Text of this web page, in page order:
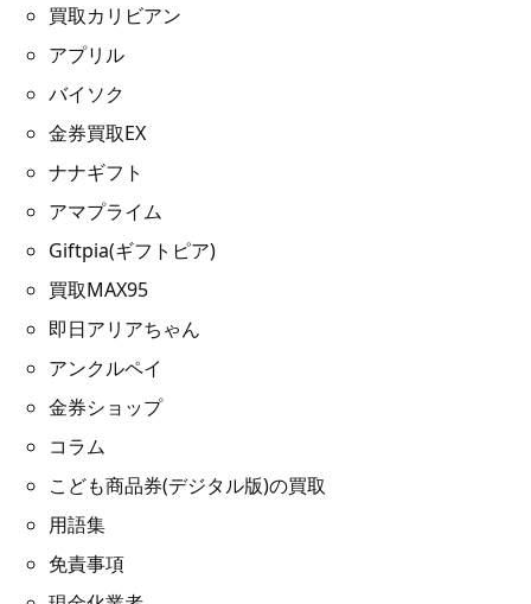
買取カリビアン
アプリル
バイソク
金券買取EX
ナナギフト
アマプライム
Giftpia(ギフトピア)
買取MAX95
即日アリアちゃん
アンクルペイ
金券ショップ
コラム
こども商品券(デジタル版)の買取
用語集
免責事項